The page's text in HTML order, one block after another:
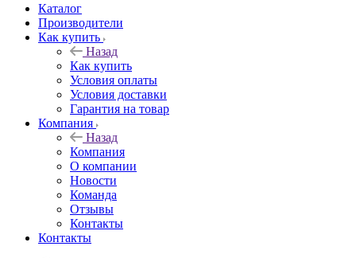
Каталог
Производители
Как купить
Назад
Как купить
Условия оплаты
Условия доставки
Гарантия на товар
Компания
Назад
Компания
О компании
Новости
Команда
Отзывы
Контакты
Контакты